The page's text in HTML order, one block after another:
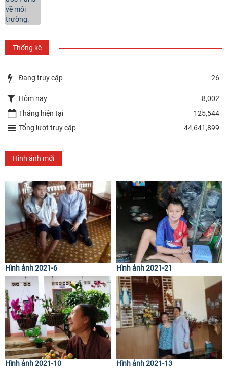
Thống kê
Đang truy cập 26
Hôm nay
8,002
Tháng hiện tại
125,544
Tổng lượt truy cập
44,641,899
Hình ảnh mới
Hình ảnh 2021-6 Hình ảnh 2021-21
Hình ảnh 2021-10 Hình ảnh 2021-13